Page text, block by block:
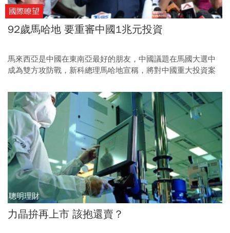
國際瞭望
92歲馬哈地 要重審中國1兆元投資
馬來西亞是中國在東南亞最好的朋友，中國議題在馬國大選中
成為雙方攻防戰，新科總理馬哈地宣稱，將對中國重大投資案
聰明理財
力晶拚再上市 該抱還賣？